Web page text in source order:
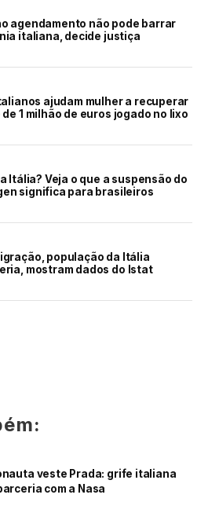
agendamento não pode barrar
italiana, decide justiça
ajudam mulher a recuperar
1 milhão de euros jogado no lixo
Itália? Veja o que a suspensão do
significa para brasileiros
população da Itália
mostram dados do Istat
veste Prada: grife italiana
com a Nasa